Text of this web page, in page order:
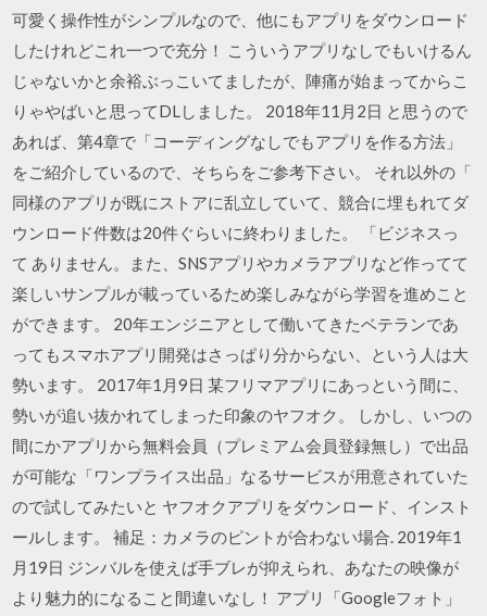
可愛く操作性がシンプルなので、他にもアプリをダウンロード
したけれどこれ一つで充分！ こういうアプリなしでもいけるん
じゃないかと余裕ぶっこいてましたが、陣痛が始まってからこ
りゃやばいと思ってDLしました。 2018年11月2日 と思うので
あれば、第4章で「コーディングなしでもアプリを作る方法」
をご紹介しているので、そちらをご参考下さい。 それ以外の「
同様のアプリが既にストアに乱立していて、競合に埋もれてダ
ウンロード件数は20件ぐらいに終わりました。 「ビジネスっ
て ありません。また、SNSアプリやカメラアプリなど作ってて
楽しいサンプルが載っているため楽しみながら学習を進めこと
ができます。 20年エンジニアとして働いてきたベテランであ
ってもスマホアプリ開発はさっぱり分からない、という人は大
勢います。 2017年1月9日 某フリマアプリにあっという間に、
勢いが追い抜かれてしまった印象のヤフオク。 しかし、いつの
間にかアプリから無料会員（プレミアム会員登録無し）で出品
が可能な「ワンプライス出品」なるサービスが用意されていた
ので試してみたいと ヤフオクアプリをダウンロード、インスト
ールします。 補足：カメラのピントが合わない場合. 2019年1
月19日 ジンバルを使えば手ブレが抑えられ、あなたの映像が
より魅力的になること間違いなし！ アプリ「Googleフォト」